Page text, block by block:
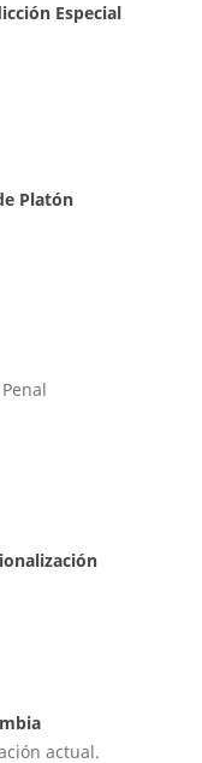
Especial
Platón
actual.